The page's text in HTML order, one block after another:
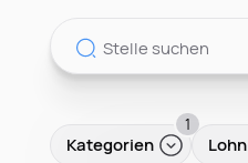
Kategorien
1
Lohn